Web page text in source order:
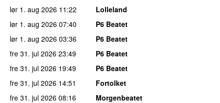
lør 1. aug 2026 11:22
Lolleland
lør 1. aug 2026 07:40
P6 Beatet
lør 1. aug 2026 03:36
P6 Beatet
fre 31. jul 2026 23:49
P6 Beatet
fre 31. jul 2026 19:49
P6 Beatet
fre 31. jul 2026 14:51
Fortolket
fre 31. jul 2026 08:16
Morgenbeatet